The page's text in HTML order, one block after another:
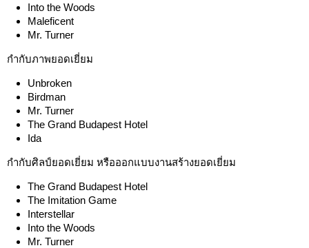
Into the Woods
Maleficent
Mr. Turner
กำกับภาพยอดเยี่ยม
Unbroken
Birdman
Mr. Turner
The Grand Budapest Hotel
Ida
กำกับศิลป์ยอดเยี่ยม หรือออกแบบงานสร้างยอดเยี่ยม
The Grand Budapest Hotel
The Imitation Game
Interstellar
Into the Woods
Mr. Turner